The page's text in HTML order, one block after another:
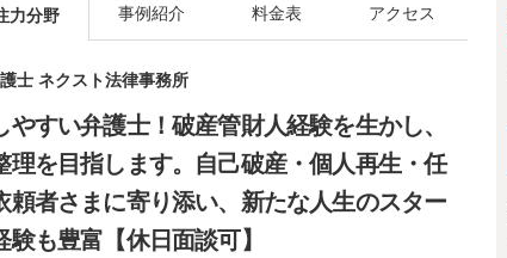
力分野 事例紹介 料金表 アクセス
士 ネクスト法律事務所
やすい弁護士！破産管財人経験を生かし、
を目指します。自己破産・個人再生・任
者さまに寄り添い、新たな人生のスター
も豊富【休日面談可】